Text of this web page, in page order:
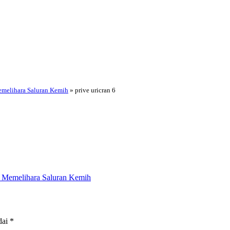
Saluran Kemih » prive uricran 6
Saluran Kemih
*